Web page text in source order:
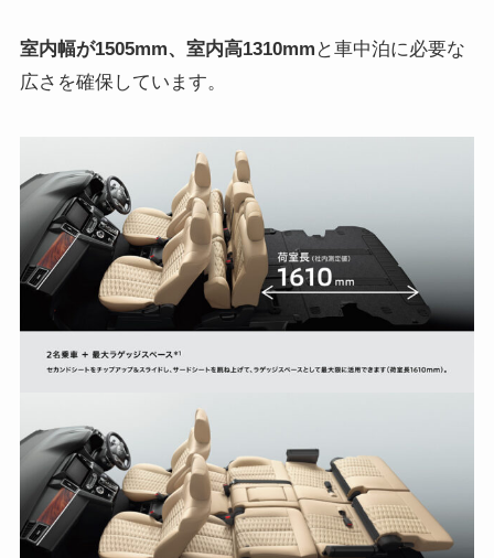
室内幅が1505mm、室内高1310mm と車中泊に必要な
広さを確保しています。